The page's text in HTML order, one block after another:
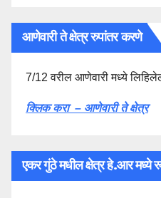
आणेवारी ते क्षेत्र रुपांतर करणे
7/12 वरील आणेवारी मध्ये
क्लिक करा – आणेवारी ते क्षेत्र
एकर गुंठे मधील क्षेत्र हे.आर मध्ये